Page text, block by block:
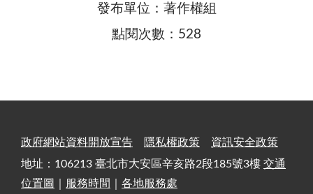
發布單位：著作權組
點閱次數：528
政府網站資料開放宣告 隱私權政策
資訊安全政策
地址：106213 臺北市大安區辛亥路2段185號3樓 交通
位置圖
服務時間 各地服務處